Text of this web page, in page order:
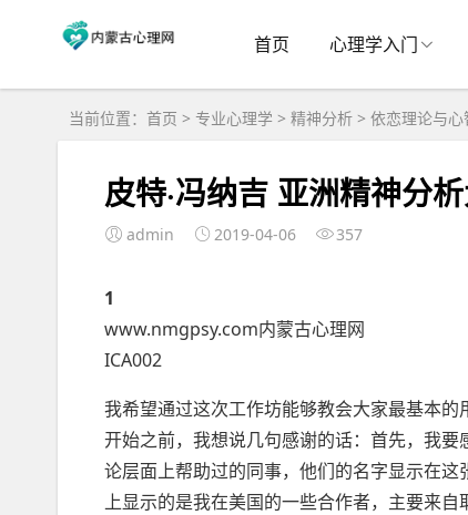
首页 心理学入门
当前位置： 首页 > 专业心理学 > 精神分析 > 依恋理论与心
皮特·冯纳吉 亚洲精神分
admin 2019-04-06 357
1
www.nmgpsy.com内蒙古心理网
ICA002
我希望通过这次工作坊能够教会大家最基本
开始之前，我想说几句感谢的话：首先，我
论层面上帮助过的同事，他们的名字显示在
上显示的是我在美国的一些合作者，主要来自